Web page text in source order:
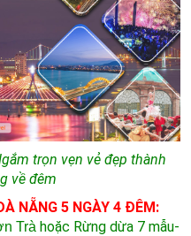
trọn vẹn vẻ đẹp thành
về đêm
NẴNG 5 NGÀY 4 ĐÊM:
Trà hoặc Rừng dừa 7 mẫu-